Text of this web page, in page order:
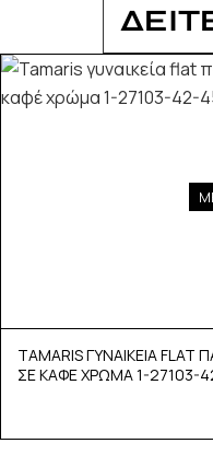
TAMARIS ΓΥΝΑΙΚΕΙΑ
ΣΕ ΚΑΦΕ ΧΡΩΜΑ 1-27103-